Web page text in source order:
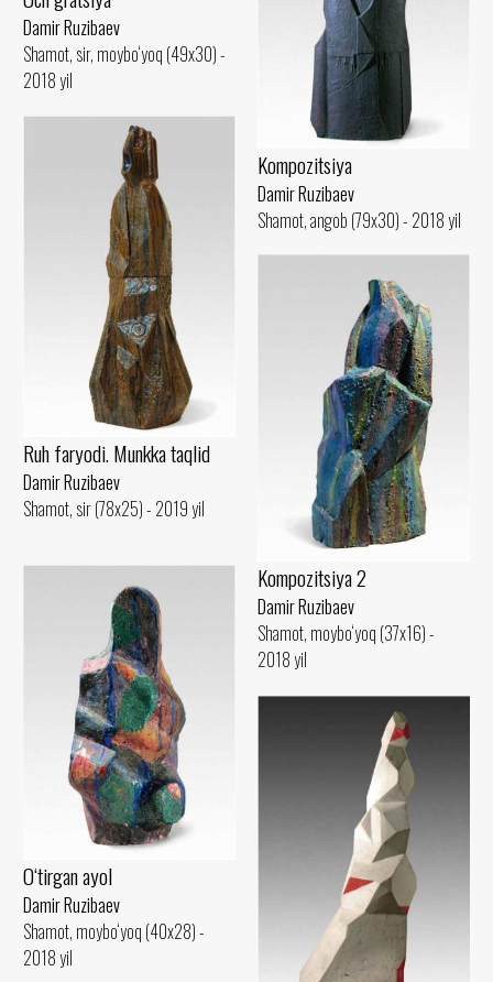
Damir Ruzibaev
Shamot, sir, moybo‘yoq (49x30) -
2018 yil
Kompozitsiya
Damir Ruzibaev
Shamot, angob (79x30) - 2018 yil
Ruh faryodi. Munkka taqlid
Damir Ruzibaev
Shamot, sir (78x25) - 2019 yil
Kompozitsiya 2
Damir Ruzibaev
Shamot, moybo‘yoq (37x16) -
2018 yil
O‘tirgan ayol
Damir Ruzibaev
Shamot, moybo‘yoq (40x28) -
2018 yil